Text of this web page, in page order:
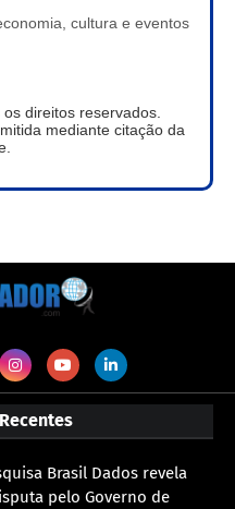
cultura e eventos
direitos reservados.
mediante citação da
Brasil Dados revela
pelo Governo de